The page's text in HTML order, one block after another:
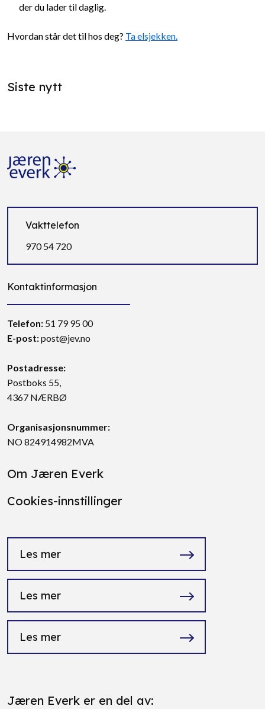
der du lader til daglig.
Hvordan står det til hos deg? Ta elsjekken.
Siste nytt
Vakttelefon
970 54 720
Kontaktinformasjon
Telefon: 51 79 95 00
E-post:post@jev.no
Postadresse:
Postboks 55,
4367 NÆRBØ
Organisasjonsnummer:
NO 824914982MVA
Om Jæren Everk
Cookies-innstillinger
Les mer
Les mer
Les mer
Jæren Everk er en del av: